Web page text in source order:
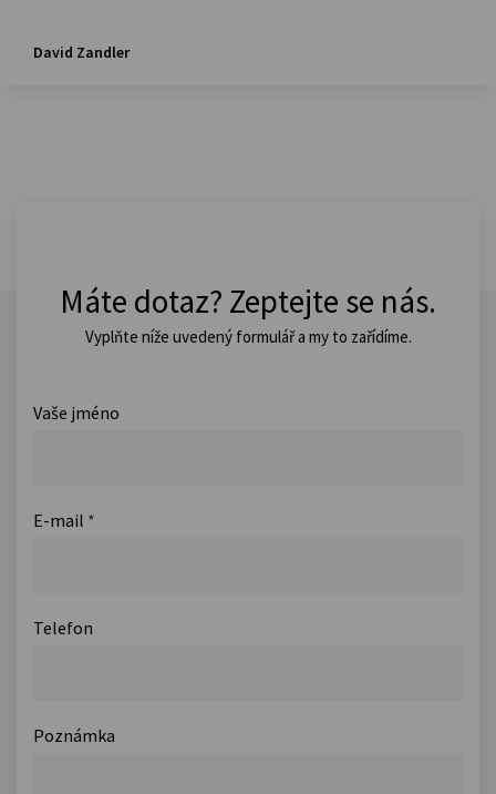
David Zandler
Máte dotaz? Zeptejte se nás.
Vyplňte níže uvedený formulář a my to zařídíme.
Vaše jméno
E-mail *
Telefon
Poznámka